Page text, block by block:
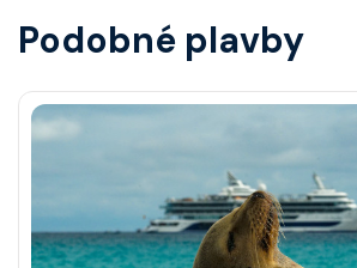
Podobné plavby